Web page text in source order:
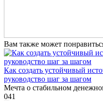
Вам также может
Как создать устойчивый
руководство шаг за шагом
Мечта о стабильном
041